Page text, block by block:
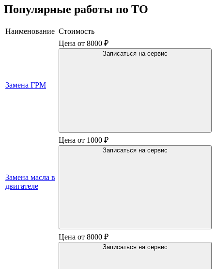
Популярные работы по ТО
Наименование Стоимость
Замена ГРМ
Цена от 8000 ₽
Записаться на сервис
Замена масла в
двигателе
Цена от 1000 ₽
Записаться на сервис
Цена от 8000 ₽
Записаться на сервис